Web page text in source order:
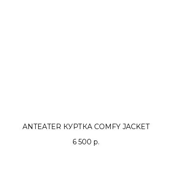
ANTEATER КУРТКА COMFY JACKET
6 500 р.